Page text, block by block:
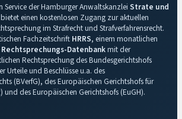
Service der Hamburger Anwaltskanzlei Strate und
einen kostenlosen Zugang zur aktuellen
im Strafrecht und Strafverfahrensrecht.
Fachzeitschrift HRRS, einem monatlichen
Rechtsprechungs-Datenbankmit der
Rechtsprechung des Bundesgerichtshofs
Urteile und Beschlüsse u.a. des
(BVerfG), des Europäischen Gerichtshofs für
und des Europäischen Gerichtshofs (EuGH).